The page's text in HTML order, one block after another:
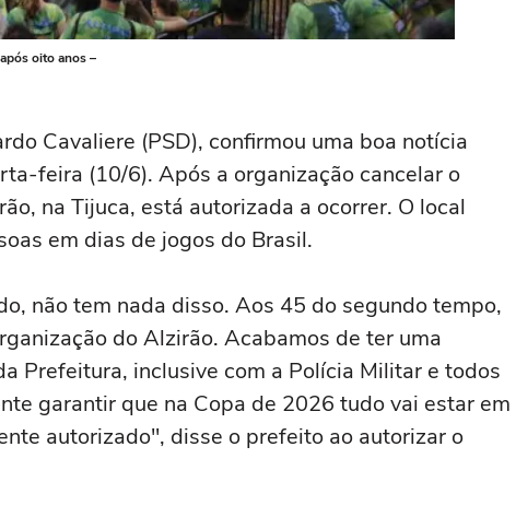
oito anos –
Cavaliere (PSD), confirmou uma boa notícia
feira (10/6). Após a organização cancelar o
na Tijuca, está autorizada a ocorrer. O local
em dias de jogos do Brasil.
não tem nada disso. Aos 45 do segundo tempo,
do Alzirão. Acabamos de ter uma
Prefeitura, inclusive com a Polícia Militar e todos
garantir que na Copa de 2026 tudo vai estar em
autorizado", disse o prefeito ao autorizar o